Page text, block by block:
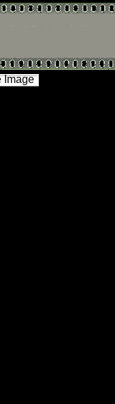
Image